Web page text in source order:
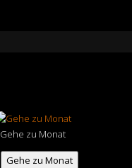
Gehe zu Monat
Gehe zu Monat